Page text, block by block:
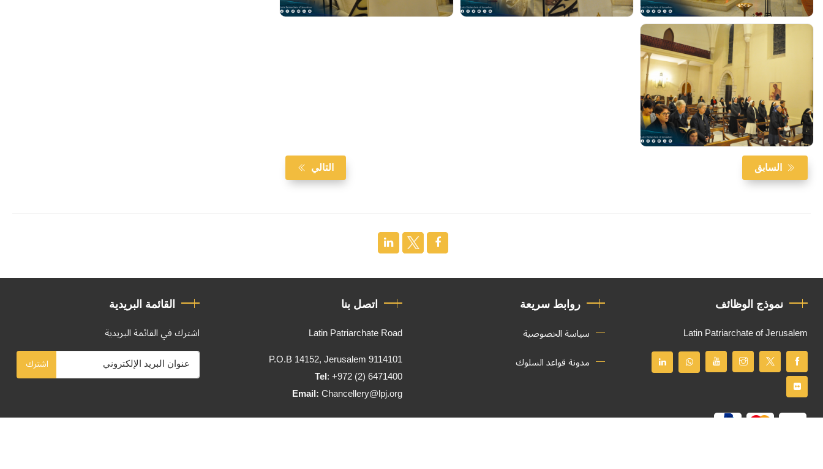
السابق التالي
نموذج الوظائف
Latin Patriarchate of Jerusalem
روابط سريعة
سياسة الخصوصية
مدونة قواعد السلوك
اتصل بنا
Latin Patriarchate Road
P.O.B 14152, Jerusalem 9114101
Tel: +972 (2) 6471400
Email:Chancellery@lpj.org
القائمة البريدية
اشترك في القائمة البريدية
اشترك